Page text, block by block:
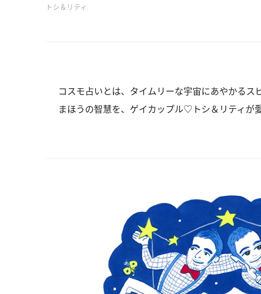
トシ＆リティ
コスモ占いとは、タイムリーな宇宙にあやかるス
まほうの智慧を、ゲイカップル♡トシ＆リティが